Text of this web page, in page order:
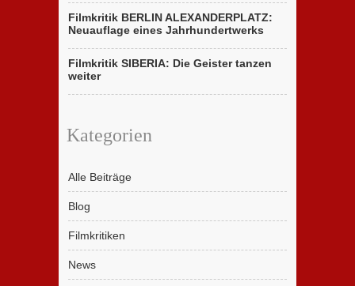
Filmkritik BERLIN ALEXANDERPLATZ:
Neuauflage eines Jahrhundertwerks
Filmkritik SIBERIA: Die Geister tanzen
weiter
Kategorien
Alle Beiträge
Blog
Filmkritiken
News